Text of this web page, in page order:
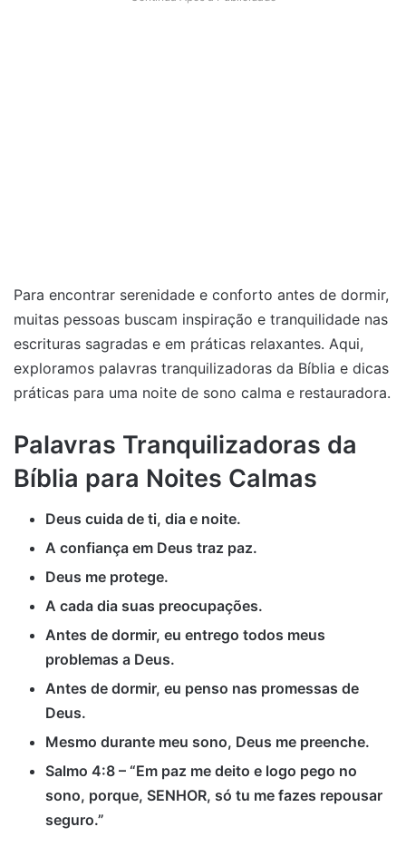
Para encontrar serenidade e conforto antes de dormir,
muitas pessoas buscam inspiração e tranquilidade nas
escrituras sagradas e em práticas relaxantes. Aqui,
exploramos palavras tranquilizadoras da Bíblia e dicas
práticas para uma noite de sono calma e restauradora.
Palavras Tranquilizadoras da
Bíblia para Noites Calmas
Deus cuida de ti, dia e noite.
A confiança em Deus traz paz.
Deus me protege.
A cada dia suas preocupações.
Antes de dormir, eu entrego todos meus
problemas a Deus.
Antes de dormir, eu penso nas promessas de
Deus.
Mesmo durante meu sono, Deus me preenche.
Salmo 4:8 – “Em paz me deito e logo pego no
sono, porque, SENHOR, só tu me fazes repousar
seguro.”